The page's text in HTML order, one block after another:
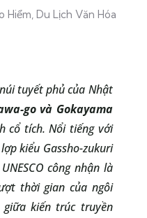
Hiểm, Du Lịch Văn Hóa
tuyết phủ của Nhật
go và Gokayama
cổ tích. Nổi tiếng với
kiểu Gassho-zukuri
công nhận là
thời gian của ngôi
kiến trúc truyền